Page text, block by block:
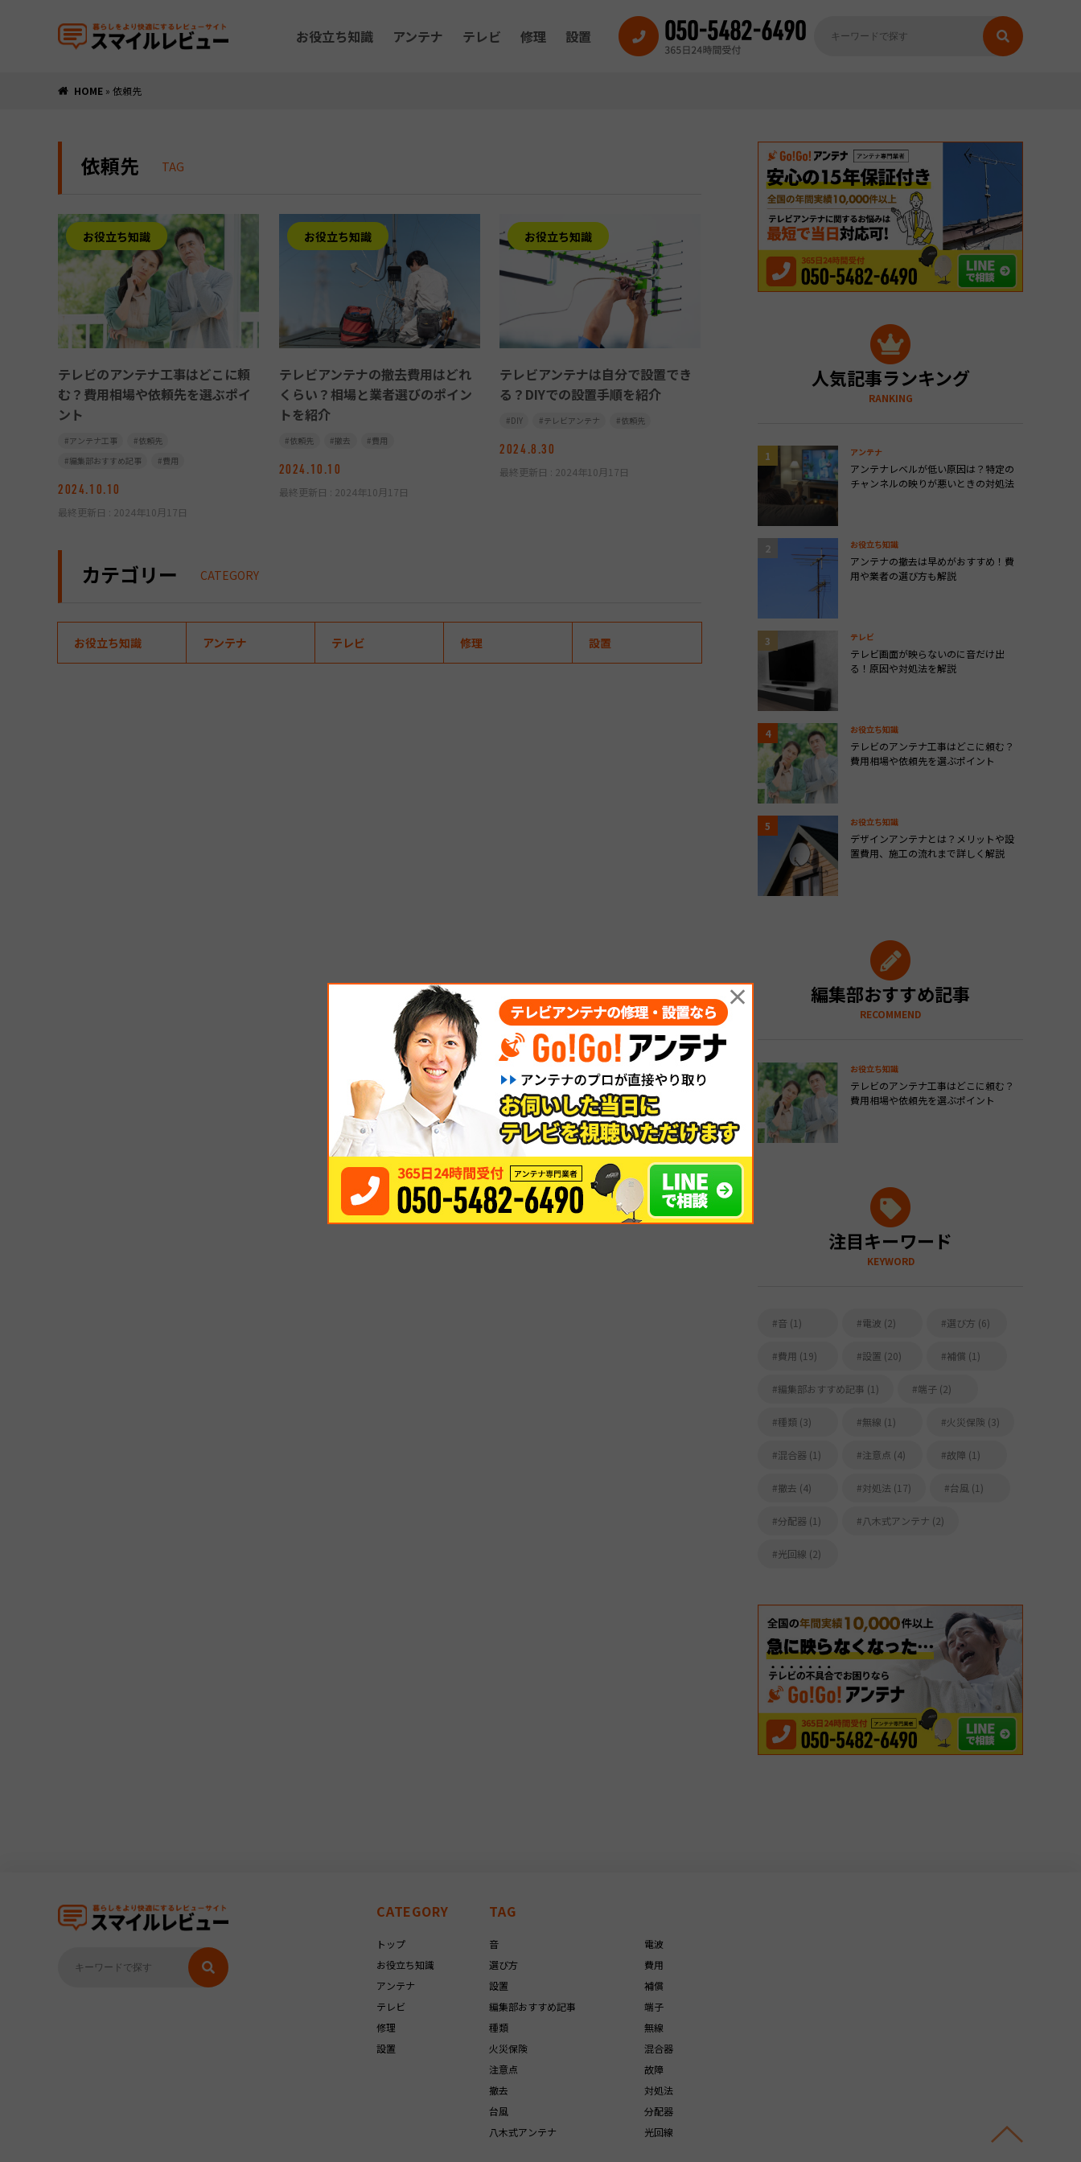
お役立ち知識 アンテナ テレビ 修理 設置
HOME » 依頼先
依頼先 TAG
お役立ち知識
テレビのアンテナ工事はどこに頼
む？費用相場や依頼先を選ぶポイ
ント
アンテナ工事
依頼先
編集部おすすめ記事
費用
2024.10.10
最終更新日 : 2024年10月17日
お役立ち知識
テレビアンテナの撤去費用はどれ
くらい？相場と業者選びのポイン
トを紹介
依頼先 撤去 費用
2024.10.10
最終更新日 : 2024年10月17日
お役立ち知識
テレビアンテナは自分で設置でき
る？DIYでの設置手順を紹介
DIY テレビアンテナ 依頼先
2024.8.30
最終更新日 : 2024年10月17日
カテゴリー CATEGORY
お役立ち知識 アンテナ テレビ 修理 設置
人気記事ランキング
RANKING
アンテナ
アンテナレベルが低い原因は？特定の
チャンネルの映りが悪いときの対処法
お役立ち知識
アンテナの撤去は早めがおすすめ！費
用や業者の選び方も解説
テレビ
テレビ画面が映らないのに音だけ出
る！原因や対処法を解説
お役立ち知識
テレビのアンテナ工事はどこに頼む？
費用相場や依頼先を選ぶポイント
お役立ち知識
デザインアンテナとは？メリットや設
置費用、施工の流れまで詳しく解説
編集部おすすめ記事
RECOMMEND
お役立ち知識
テレビのアンテナ工事はどこに頼む？
費用相場や依頼先を選ぶポイント
注目キーワード
KEYWORD
音 (1) 電波 (2) 選び方 (6)
費用 (19) 設置 (20) 補償 (1)
編集部おすすめ記事 (1) 端子 (2)
種類 (3) 無線 (1) 火災保険 (3)
混合器 (1) 注意点 (4) 故障 (1)
撤去 (4) 対処法 (17) 台風 (1)
分配器 (1) 八木式アンテナ (2)
光回線 (2)
CATEGORY
トップ
お役立ち知識
アンテナ
テレビ
修理
設置
TAG
音
電波
選び方
費用
設置
補償
編集部おすすめ記事
端子
種類
無線
火災保険
混合器
注意点
故障
撤去
対処法
台風
分配器
八木式アンテナ
光回線
×